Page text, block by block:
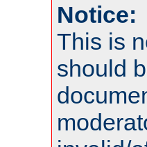
Notice:
This is
should